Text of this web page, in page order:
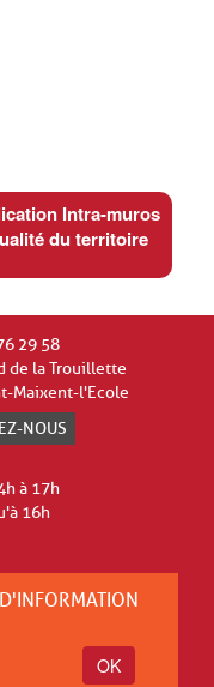
Intra-muros
du territoire
29 58
de la Trouillette
Maixent-l'Ecole
NOUS
à 17h
16h